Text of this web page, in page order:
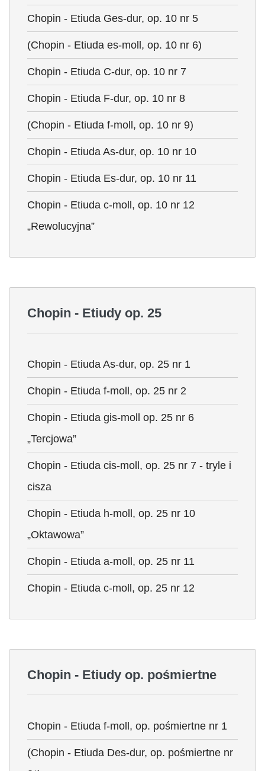
Chopin - Etiuda Ges-dur, op. 10 nr 5
(Chopin - Etiuda es-moll, op. 10 nr 6)
Chopin - Etiuda C-dur, op. 10 nr 7
Chopin - Etiuda F-dur, op. 10 nr 8
(Chopin - Etiuda f-moll, op. 10 nr 9)
Chopin - Etiuda As-dur, op. 10 nr 10
Chopin - Etiuda Es-dur, op. 10 nr 11
Chopin - Etiuda c-moll, op. 10 nr 12
„Rewolucyjna”
Chopin - Etiudy op. 25
Chopin - Etiuda As-dur, op. 25 nr 1
Chopin - Etiuda f-moll, op. 25 nr 2
Chopin - Etiuda gis-moll op. 25 nr 6
„Tercjowa”
Chopin - Etiuda cis-moll, op. 25 nr 7 - tryle i
cisza
Chopin - Etiuda h-moll, op. 25 nr 10
„Oktawowa”
Chopin - Etiuda a-moll, op. 25 nr 11
Chopin - Etiuda c-moll, op. 25 nr 12
Chopin - Etiudy op. pośmiertne
Chopin - Etiuda f-moll, op. pośmiertne nr 1
(Chopin - Etiuda Des-dur, op. pośmiertne nr